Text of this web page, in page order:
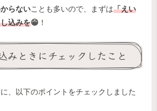
らないことも多いので、まずは「えい
込みを😁 ！
みときにチェックしたこと
、以下のポイントをチェックしました